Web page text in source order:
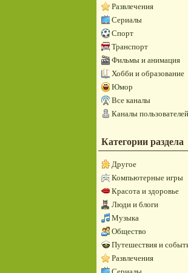
Развлечения
Сериалы
Спорт
Транспорт
Фильмы и анимация
Хобби и образование
Юмор
Все каналы
Каналы пользователей
Категории раздела
Другое
Компьютерные игры
Красота и здоровье
Люди и блоги
Музыка
Общество
Путешествия и
Развлечения